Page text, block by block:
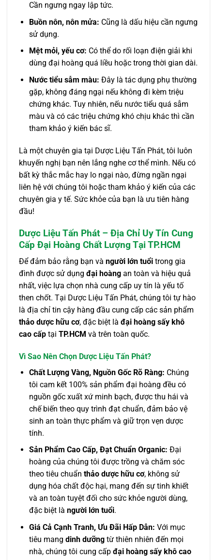
Cần ngưng ngay lập tức.
Buồn nôn, nôn mửa: Cũng là dấu hiệu cần ngưng
sử dụng.
Mệt mỏi, yếu cơ: Có thể do rối loạn điện giải khi
dùng đại hoàng quá liều hoặc trong thời gian dài.
Nước tiểu sẫm màu: Đây là tác dụng phụ thường
gặp, không đáng ngại nếu không đi kèm triệu
chứng khác. Tuy nhiên, nếu nước tiểu quá sẫm
màu và có các triệu chứng khó chịu khác thì cần
tham khảo ý kiến bác sĩ.
Là một chuyên gia tại Dược Liệu Tấn Phát, tôi luôn
khuyến nghị bạn nên lắng nghe cơ thể mình. Nếu có
bất kỳ thắc mắc hay lo ngại nào, đừng ngần ngại
liên hệ với chúng tôi hoặc tham khảo ý kiến của các
chuyên gia y tế. Sức khỏe của bạn là ưu tiên hàng
đầu!
Dược Liệu Tấn Phát – Địa Chỉ Uy Tín Cung
Cấp Đại Hoàng Chất Lượng Tại TP.HCM
Để đảm bảo rằng bạn và người lớn tuổi trong gia
đình được sử dụng đại hoàng an toàn và hiệu quả
nhất, việc lựa chọn nhà cung cấp uy tín là yếu tố
then chốt. Tại Dược Liệu Tấn Phát, chúng tôi tự hào
là địa chỉ tin cậy hàng đầu cung cấp các sản phẩm
thảo dược hữu cơ, đặc biệt là đại hoàng sấy khô
cao cấp tại TP.HCM và trên toàn quốc.
Vì Sao Nên Chọn Dược Liệu Tấn Phát?
Chất Lượng Vàng, Nguồn Gốc Rõ Ràng: Chúng
tôi cam kết 100% sản phẩm đại hoàng đều có
nguồn gốc xuất xứ minh bạch, được thu hái và
chế biến theo quy trình đạt chuẩn, đảm bảo vệ
sinh an toàn thực phẩm và giữ trọn vẹn dược
tính.
Sản Phẩm Cao Cấp, Đạt Chuẩn Organic: Đại
hoàng của chúng tôi được trồng và chăm sóc
theo tiêu chuẩn thảo dược hữu cơ, không sử
dụng hóa chất độc hại, mang đến sự tinh khiết
và an toàn tuyệt đối cho sức khỏe người dùng,
đặc biệt là người lớn tuổi.
Giá Cả Cạnh Tranh, Ưu Đãi Hấp Dẫn: Với mục
tiêu mang dinh dưỡngtừ thiên nhiên đến mọi
nhà, chúng tôi cung cấp đại hoàng sấy khô cao